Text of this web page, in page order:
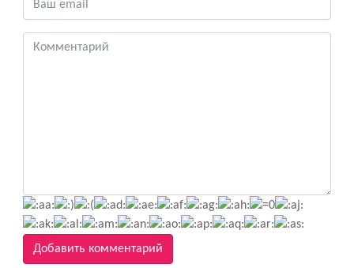
Добавить комментарий